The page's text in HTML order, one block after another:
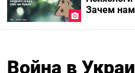
Зачем
Война в